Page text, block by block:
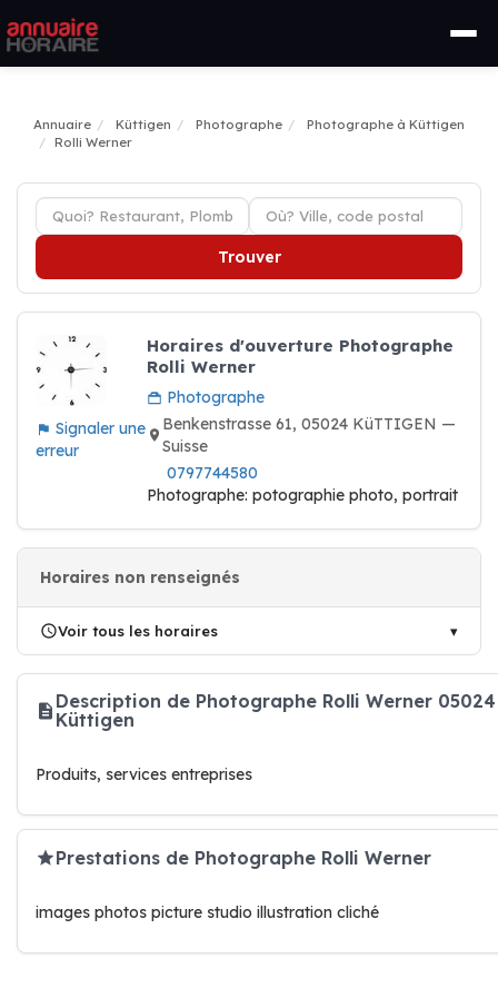
Annuaire Küttigen Photographe
Photographe à Küttigen
Rolli Werner
Trouver
Signaler une
erreur
Horaires d'ouverture Photographe
Rolli Werner
Photographe
Benkenstrasse 61, 05024 KüTTIGEN —
Suisse
0797744580
Photographe: potographie photo, portrait
Horaires non renseignés
Voir tous les horaires
Description de Photographe Rolli Werner 05024
Küttigen
Produits, services entreprises
Prestations de Photographe Rolli Werner
images photos picture studio illustration cliché